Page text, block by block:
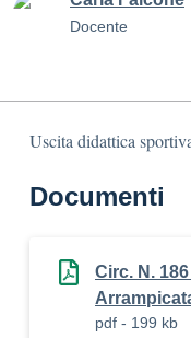
Docente
Uscita didattica
Documenti
Circ. N.
pdf - 199 kb